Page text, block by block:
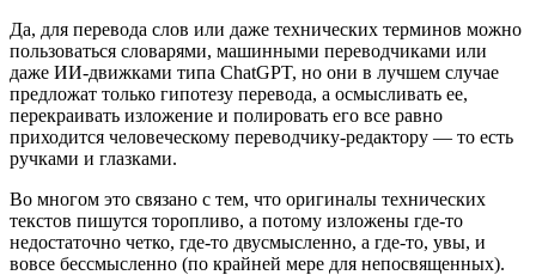
Да, для перевода слов или даже технических терминов можно
пользоваться словарями, машинными переводчиками или
даже ИИ-движками типа ChatGPT, но они в лучшем случае
предложат только гипотезу перевода, а осмысливать ее,
перекраивать изложение и полировать его все равно
приходится человеческому переводчику-редактору — то есть
ручками и глазками.
Во многом это связано с тем, что оригиналы технических
текстов пишутся торопливо, а потому изложены где-то
недостаточно четко, где-то двусмысленно, а где-то, увы, и
вовсе бессмысленно (по крайней мере для непосвященных).